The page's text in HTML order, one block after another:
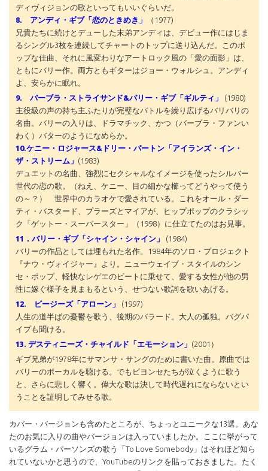
ディヴィジョンの歌といってもいいぐらいだ。
8. アンディ・ギブ「恋のときめき」
（1977)
兄貴たちに続けとデューした末弟アンディは、デビュー作にはじま
るシングル3枚を連続してチャートのトップに送り込んだ。このポ
ップな佳曲、それに風変わりなアートロック風の「愛の面影」は、
ともにバリー作。両方ともギターはジョー・ウォルシュ。アンディ
よ、安らかに眠れ。
9. バーブラ・ストライサンド&バリー・ギブ「ギルティ」
(1980)
主役級の声の持ち主ふたりが完璧なバトルを繰り広げるバリバリの
名曲。バリーの入りは、ドラマチック、かつ（バーブラ・ファンい
わく）バターのようになめらか。
10.ケニー・ロジャース&ドリー・パートン「アイランズ・イン・
ザ・ストリーム」 (1983)
デュエットの名曲、強烈にセクシャルなイメージを使ったシルバー
世代の恋の歌。（ねえ、ケニー、目の細かな櫛ってどうやって使う
の～？） 世界中のカラオケで愛されている。これをオール・ダー
ティ・バスタード、プラーズとマイアが、ヒップポップのクラシッ
ク「ゲットー・スーパースター」（1998）に仕立てたのはお見事。
11．バリー・ギブ「シャイン・シャイン」
(1984)
バリーの作品としては埋もれた名作。1984年のソロ・プロジェクト
『ナウ・ヴォイジャー』より。ニューウェイブ・スタイルのシン
セ・ポップ、軽快なレゲエのビートに乗せて、愛する女性が他の男
性に嫁ぐ様子を見まもるという、せつない歌詞を歌いあげる。
12. ビージーズ「アローン」
(1997)
人生の道半ばの憂鬱を歌う、後期のバラード。大人の孤独。バグパ
イプも聞ける。
13. デスティニーズ・チャイルド「エモーション」 (2001）
ギブ兄弟が1978年にサマンサ・サングのために書いた曲。原曲では
バリーのボーカルを聴ける。でもビヨンセたちが泣くように歌う
と、さらに悲しく響く。偉大な歌は決して時代遅れにならないとい
うことを証明してみせる歌。
カバー・バージョンも含めたところが、ちょっとユニークな13選。あな
たのお気に入りの曲やバージョンは入っていましたか。ここに挙がって
いるグラム・パーソンズの歌う「To Love Somebody」はそれほど知ら
れていないかと思うので、YouTubeのリンクを貼っておきました。たく